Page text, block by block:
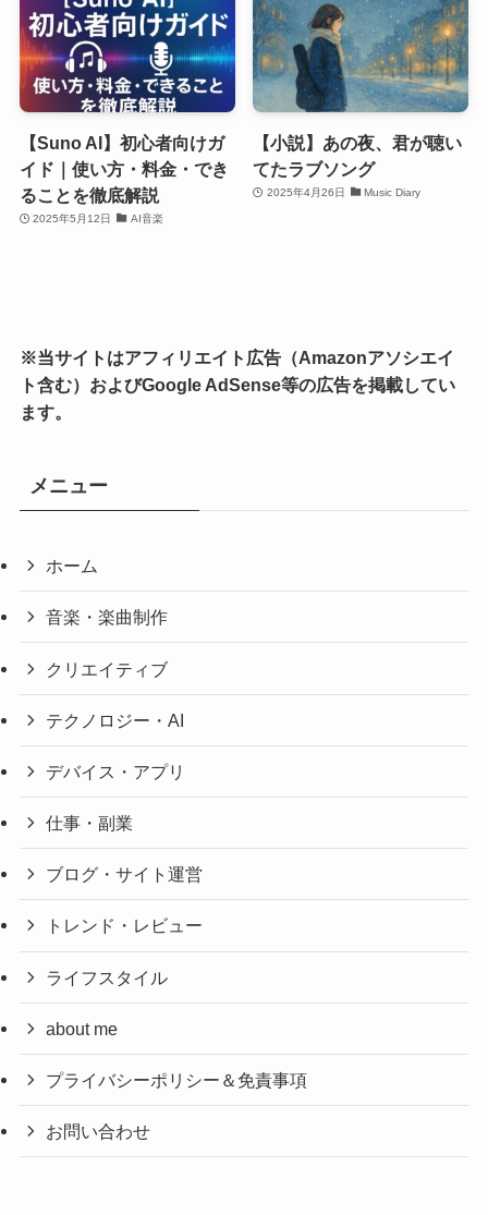
【Suno AI】初心者向けガ
イド｜使い方・料金・でき
ることを徹底解説
2025年5月12日 AI音楽
【小説】あの夜、君が聴い
てたラブソング
2025年4月26日 Music Diary
※当サイトはアフィリエイト広告（Amazonアソシエイ
ト含む）およびGoogle AdSense等の広告を掲載してい
ます。
メニュー
ホーム
音楽・楽曲制作
クリエイティブ
テクノロジー・AI
デバイス・アプリ
仕事・副業
ブログ・サイト運営
トレンド・レビュー
ライフスタイル
about me
プライバシーポリシー＆免責事項
お問い合わせ